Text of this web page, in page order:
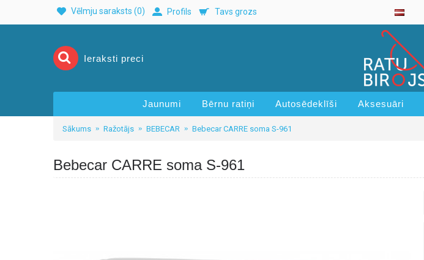
Vēlmju saraksts (0) Profils Tavs grozs
Jaunumi Bērnu ratiņi Autosēdeklīši Aksesuāri
Sākums Ražotājs BEBECAR Bebecar CARRE soma S-961
Bebecar CARRE soma S-961